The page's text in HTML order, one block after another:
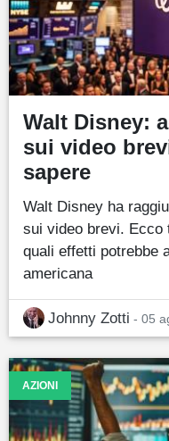
Walt Disney:
sui video
sapere
Walt Disney ha
sui video brevi. Ecco
quali effetti potrebbe
americana
Johnny Zotti - 05
AZIONI